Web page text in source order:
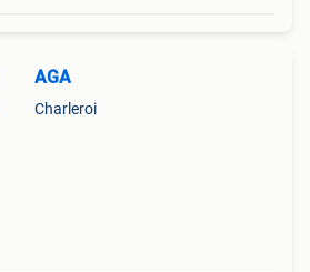
AGA
Charleroi